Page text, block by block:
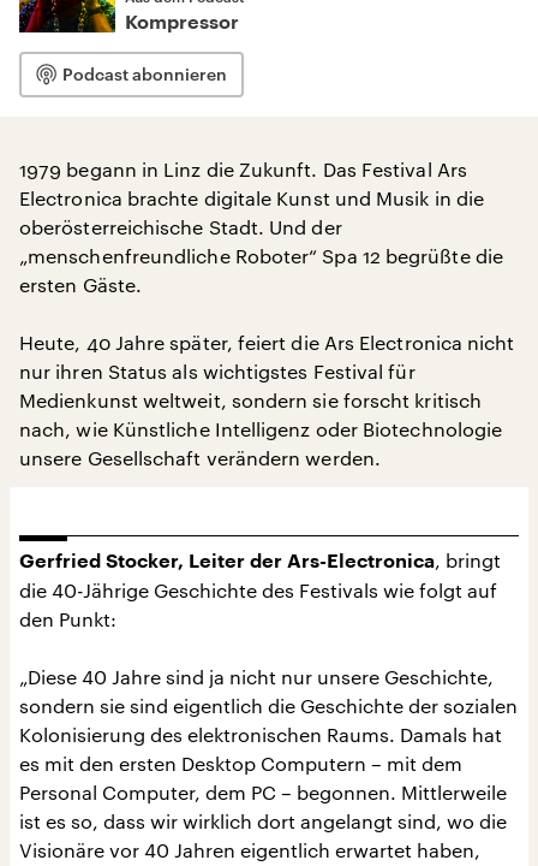
Kompressor
Podcast abonnieren
1979 begann in Linz die Zukunft. Das Festival Ars
Electronica brachte digitale Kunst und Musik in die
oberösterreichische Stadt. Und der
„menschenfreundliche Roboter“ Spa 12 begrüßte die
ersten Gäste.
Heute, 40 Jahre später, feiert die Ars Electronica nicht
nur ihren Status als wichtigstes Festival für
Medienkunst weltweit, sondern sie forscht kritisch
nach, wie Künstliche Intelligenz oder Biotechnologie
unsere Gesellschaft verändern werden.
Gerfried Stocker, Leiter der Ars-Electronica, bringt
die 40-Jährige Geschichte des Festivals wie folgt auf
den Punkt:
„Diese 40 Jahre sind ja nicht nur unsere Geschichte,
sondern sie sind eigentlich die Geschichte der sozialen
Kolonisierung des elektronischen Raums. Damals hat
es mit den ersten Desktop Computern – mit dem
Personal Computer, dem PC – begonnen. Mittlerweile
ist es so, dass wir wirklich dort angelangt sind, wo die
Visionäre vor 40 Jahren eigentlich erwartet haben,